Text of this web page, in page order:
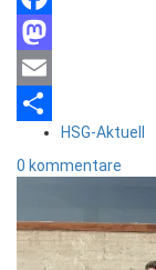
Facebook
Mastodon
Email
Teilen HSG-Aktuell
0 kommentare